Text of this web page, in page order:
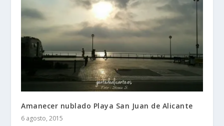
Amanecer nublado Playa San Juan de Alicante
6 agosto, 2015